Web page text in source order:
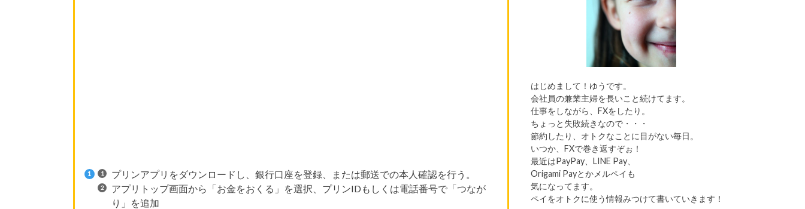
プリンアプリをダウンロードし、銀行口座を登録、または郵送での本人確認を行う。
アプリトップ画面から「お金をおくる」を選択、プリンIDもしくは電話番号で「つなが
り」を追加
はじめまして！ゆうです。
会社員の兼業主婦を長いこと続けてます。
仕事をしながら、FXをしたり。
ちょっと失敗続きなので・・・
節約したり、オトクなことに目がない毎日。
いつか、FXで巻き返すぞぉ！
最近はPayPay、LINE Pay、
Origami Payとかメルペイも
気になってます。
ペイをオトクに使う情報みつけて書いていきます！